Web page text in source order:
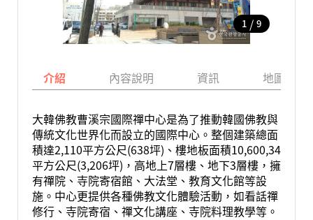
1 / 9
介紹 內容說明 資訊 地圖
大韓佛教曹溪宗國際禪中心是為了推動韓國佛教與
傳統文化世界化而設立的國際中心。整個建築總面
積達2,110平方公尺(638坪)、樓地板面積10,600,34
平方公尺(3,206坪)，高地上7層樓、地下3層樓，擁
有禪院、寺院寄宿館、大法堂、教育文化館等設
施。中心更提供各種佛教文化體驗活動，如看話禪
修行、寺院寄宿、禪文化講座、寺院料理教學等。